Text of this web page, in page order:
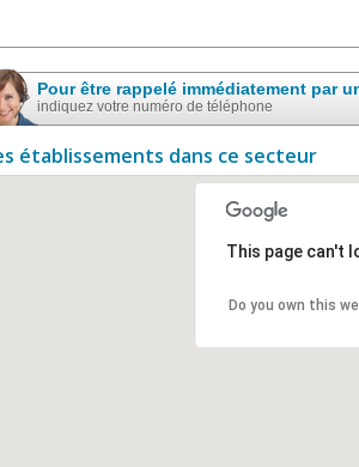
Pour être rappelé immédiatement par
indiquez votre numéro de téléphone
établissements dans ce secteur
This page can't
Do you own this